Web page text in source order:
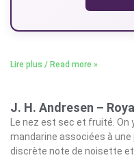
Lire plus / Read more »
J. H. Andresen –
Le nez est sec et fruité.
mandarine associées à une
discrète note de noisette